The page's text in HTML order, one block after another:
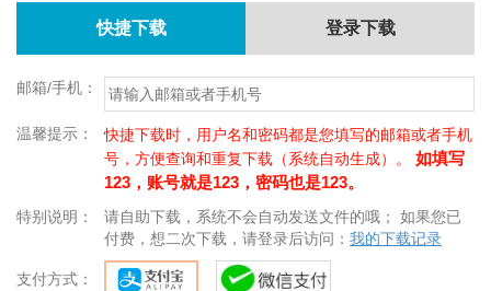
快捷下载 登录下载
邮箱/手机：
温馨提示：
快捷下载时，用户名和密码都是您填写的邮箱或者手机
号，方便查询和重复下载（系统自动生成）。 如填写
123，账号就是123，密码也是123。
特别说明：
请自助下载，系统不会自动发送文件的哦； 如果您已
付费，想二次下载，请登录后访问： 我的下载记录
支付方式：